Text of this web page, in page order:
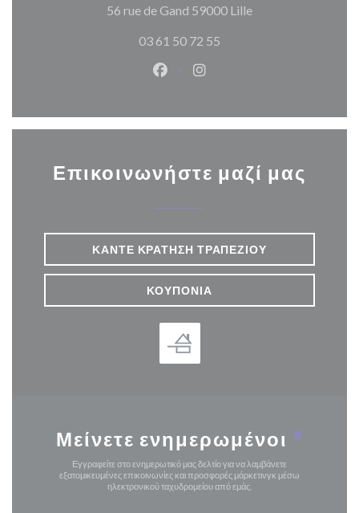
56 rue de Gand 59000 Lille((ανοίγει σε νέο
03 61 50 72 55
Facebook ((ανοίγει σε νέο
Instagram ((ανοίγει σε
Επικοινωνήστε μαζί μας
ΚΆΝΤΕ ΚΡΆΤΗΣΗ ΤΡΑΠΕΖΙΟΎ
ΚΟΥΠΌΝΙΑ
Μείνετε ενημερωμένοι *
Εγγραφείτε στο ενημερωτικό μας δελτίο για να λαμβάνετε
εξατομικευμένες επικοινωνίες και προσφορές μάρκετινγκ μέσω
ηλεκτρονικού ταχυδρομείου από εμάς.